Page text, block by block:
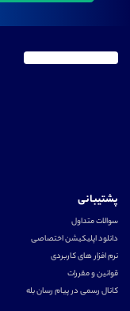
پشتیبانی
سوالات متداول
دانلود اپلیکیشن اختصاصی
نرم افزار های کاربردی
قوانین و مقررات
کانال رسمی در پیام رسان بله